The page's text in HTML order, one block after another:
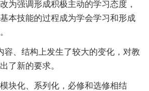
为强调形成积极主动的学习态度，
本技能的过程成为学会学习和形成
、结构上发生了较大的变化，对教
了新的要求。
化、系列化，必修和选修相结